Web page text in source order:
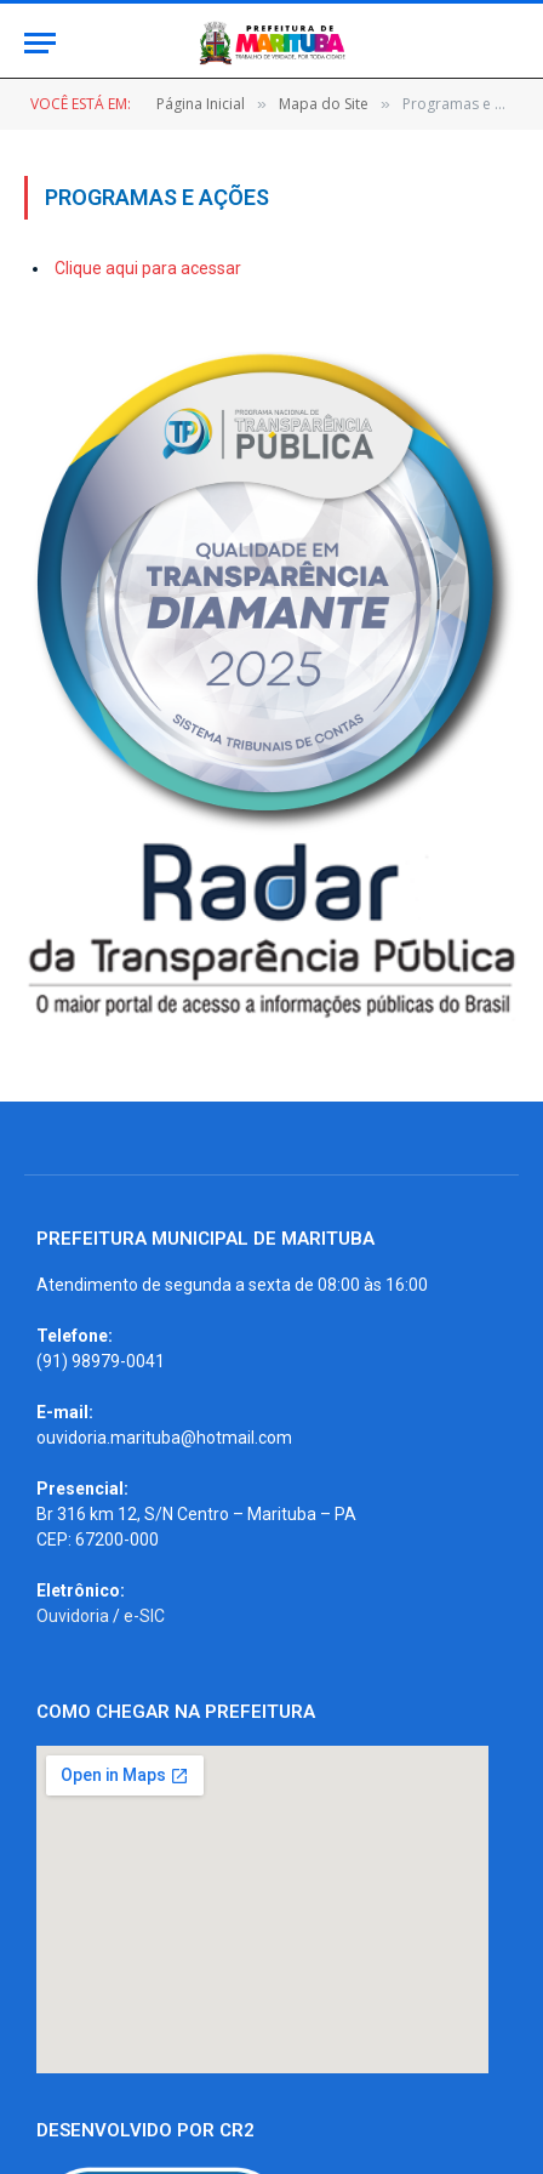
VOCÊ ESTÁ EM: Página Inicial » Mapa do Site » Programas e Ações
PROGRAMAS E AÇÕES
Clique aqui para acessar
PREFEITURA MUNICIPAL DE MARITUBA
Atendimento de segunda a sexta de 08:00 às 16:00
Telefone:
(91) 98979-0041
E-mail:
ouvidoria.marituba@hotmail.com
Presencial:
Br 316 km 12, S/N Centro – Marituba – PA
CEP: 67200-000
Eletrônico:
Ouvidoria /e-SIC
COMO CHEGAR NA PREFEITURA
DESENVOLVIDO POR CR2